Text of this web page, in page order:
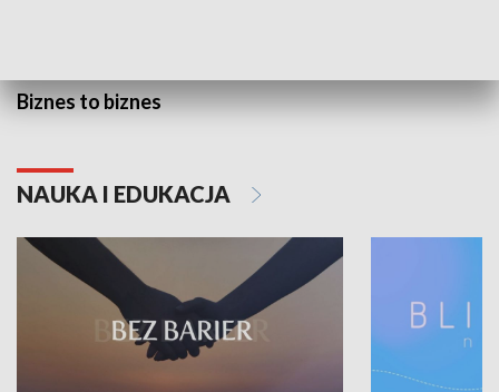
Biznes to biznes
NAUKA I EDUKACJA